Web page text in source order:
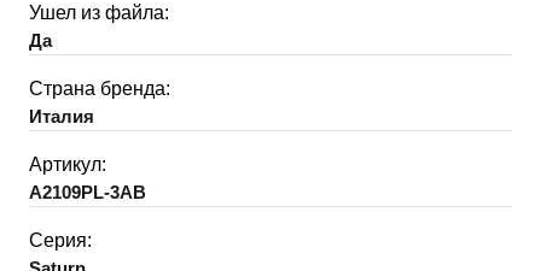
Ушел из файла:
Да
Страна бренда:
Италия
Артикул:
A2109PL-3AB
Серия: